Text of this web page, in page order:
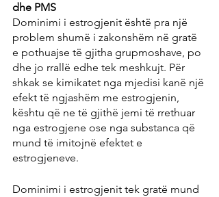
dhe PMS
Dominimi i estrogjenit është pra një
problem shumë i zakonshëm në gratë
e pothuajse të gjitha grupmoshave, po
dhe jo rrallë edhe tek meshkujt. Për
shkak se kimikatet nga mjedisi kanë një
efekt të ngjashëm me estrogjenin,
kështu që ne të gjithë jemi të rrethuar
nga estrogjene ose nga substanca që
mund të imitojnë efektet e
estrogjeneve.
Dominimi i estrogjenit tek gratë mund